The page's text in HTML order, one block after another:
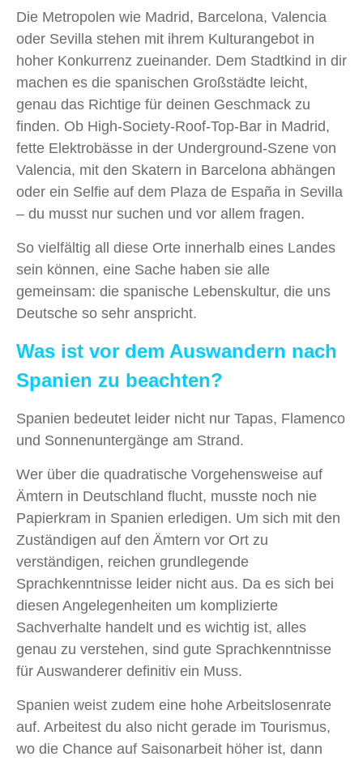
Die Metropolen wie Madrid, Barcelona, Valencia
oder Sevilla stehen mit ihrem Kulturangebot in
hoher Konkurrenz zueinander. Dem Stadtkind in dir
machen es die spanischen Großstädte leicht,
genau das Richtige für deinen Geschmack zu
finden. Ob High-Society-Roof-Top-Bar in Madrid,
fette Elektrobässe in der Underground-Szene von
Valencia, mit den Skatern in Barcelona abhängen
oder ein Selfie auf dem Plaza de España in Sevilla
– du musst nur suchen und vor allem fragen.
So vielfältig all diese Orte innerhalb eines Landes
sein können, eine Sache haben sie alle
gemeinsam: die spanische Lebenskultur, die uns
Deutsche so sehr anspricht.
Was ist vor dem Auswandern nach
Spanien zu beachten?
Spanien bedeutet leider nicht nur Tapas, Flamenco
und Sonnenuntergänge am Strand.
Wer über die quadratische Vorgehensweise auf
Ämtern in Deutschland flucht, musste noch nie
Papierkram in Spanien erledigen. Um sich mit den
Zuständigen auf den Ämtern vor Ort zu
verständigen, reichen grundlegende
Sprachkenntnisse leider nicht aus. Da es sich bei
diesen Angelegenheiten um komplizierte
Sachverhalte handelt und es wichtig ist, alles
genau zu verstehen, sind gute Sprachkenntnisse
für Auswanderer definitiv ein Muss.
Spanien weist zudem eine hohe Arbeitslosenrate
auf. Arbeitest du also nicht gerade im Tourismus,
wo die Chance auf Saisonarbeit höher ist, dann